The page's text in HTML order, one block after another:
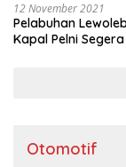
12 November 2021
Pelabuhan
Kapal Pelni
Otomotif